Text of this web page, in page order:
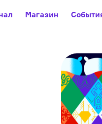
Магазин
искусство XX века